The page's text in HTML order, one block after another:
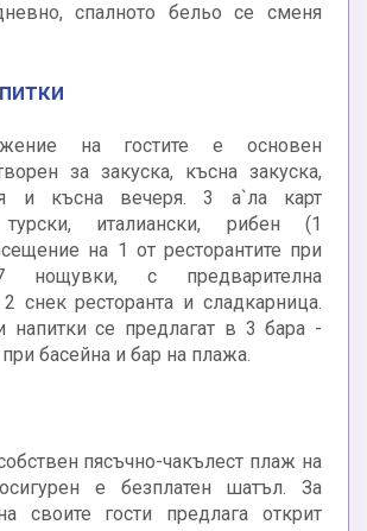
спалното бельо се сменя
на гостите е основен
за закуска, късна закуска,
и късна вечеря. 3 а`ла карт
турски, италиански, рибен (1
на 1 от ресторантите при
нощувки, с предварителна
снек ресторанта и сладкарница.
напитки се предлагат в 3 бара -
басейна и бар на плажа.
пясъчно-чакълест плаж на
е безплатен шатъл. За
своите гости предлага открит